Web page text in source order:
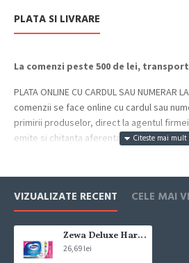
PLATA SI LIVRARE
La comenzi peste 500 de lei,
PLATA ONLINE CU CARDUL SAU NUMERAR
comenzii se face online cu cardul sau
primirii produselor, direct la agentul
emite si chitanta aferenta incasarii.
pana in ora 12:00 de luni pana vineri. In
facuta dupa ora 12:00, sambata sau
VIZUALIZATE RECENT CELE MAI
Zewa Deluxe Hartie igienica Delicate Care, 3 straturi, 12 role
26,69 lei